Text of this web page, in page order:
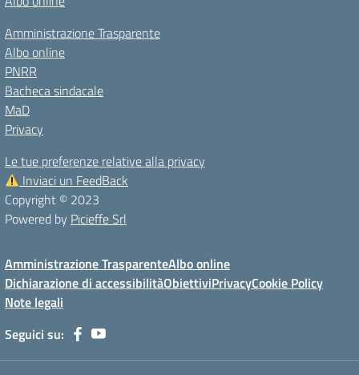
Amministrazione Trasparente
Albo online
PNRR
Bacheca sindacale
MaD
Privacy
Le tue preferenze relative alla privacy
Inviaci un FeedBack
Copyright © 2023
Powered by Picieffe Srl
Amministrazione TrasparenteAlbo online
Dichiarazione di accessibilitàObiettiviPrivacyCookie Policy
Note legali
Seguici su: